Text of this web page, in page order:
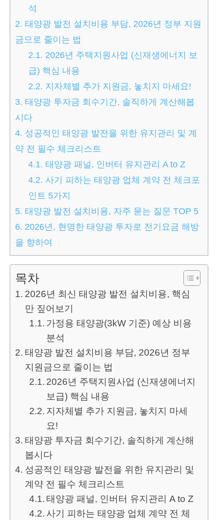
석
2. 태양광 발전 설치비용 부담, 2026년 정부 지원
금으로 줄이는 법
2.1. 2026년 주택지원사업 (신재생에너지 보
급) 핵심 내용
2.2. 지자체별 추가 지원금, 놓치지 마세요!
3. 태양광 투자금 회수기간, 솔직하게 계산해봅
시다
4. 성공적인 태양광 발전을 위한 유지관리 및 계
약 전 필수 체크리스트
4.1. 태양광 패널, 인버터 유지관리 A to Z
4.2. 사기 피하는 태양광 업체 계약 전 체크포
인트 5가지
5. 태양광 발전 설치비용, 자주 묻는 질문 TOP 5
6. 2026년, 현명한 태양광 투자로 전기요금 해방
을 향하여
목차
2026년 최신 태양광 발전 설치비용, 핵심
만 짚어보기
가정용 태양광(3kW 기준) 예상 비용
분석
태양광 발전 설치비용 부담, 2026년 정부
지원금으로 줄이는 법
2026년 주택지원사업 (신재생에너지
보급) 핵심 내용
지자체별 추가 지원금, 놓치지 마세
요!
태양광 투자금 회수기간, 솔직하게 계산해
봅시다
성공적인 태양광 발전을 위한 유지관리 및
계약 전 필수 체크리스트
태양광 패널, 인버터 유지관리 A to Z
사기 피하는 태양광 업체 계약 전 체